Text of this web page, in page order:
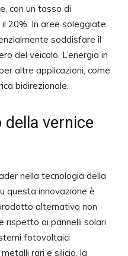
con un tasso di
20%. In aree soleggiate,
soddisfare il
del veicolo. L’energia in
altre applicazioni, come
bidirezionale.
della vernice
nella tecnologia della
questa innovazione è
alternativo non
rispetto ai pannelli solari
fotovoltaici
rari e silicio, la